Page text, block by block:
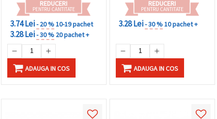
REDUCERI
PENTRU CANTITATE
3.74 Lei- 20 %10-19 pachet
3.28 Lei- 30 % 20 pachet +
ADAUGA IN COS
REDUCERI
PENTRU CANTITATE
3.28 Lei- 30 %10 pachet +
ADAUGA IN COS